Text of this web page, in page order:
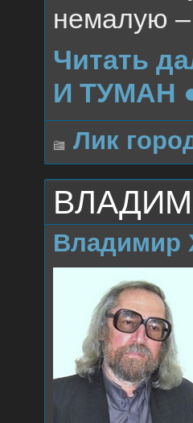
немалую
Читать
И ТУМАН
Лик
Владимир